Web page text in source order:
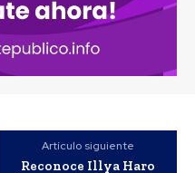
Artículo siguiente
Reconoce Illya Haro